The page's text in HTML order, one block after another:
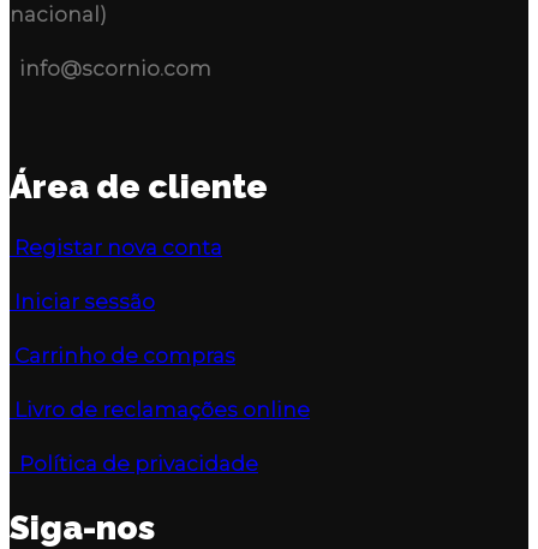
nacional)
info@scornio.com
Área de cliente
Registar nova conta
Iniciar sessão
Carrinho de compras
Livro de reclamações online
Política de privacidade
Siga-nos